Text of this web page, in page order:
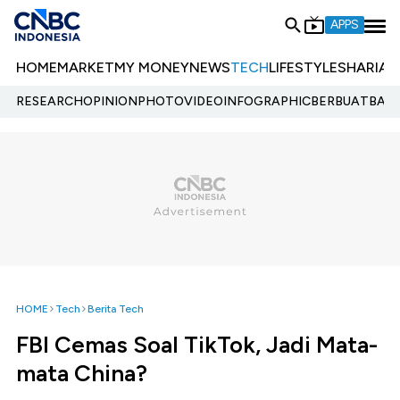
APPS
HOMEMARKETMY MONEYNEWSTECHLIFESTYLESHARIA
RESEARCHOPINIONPHOTOVIDEOINFOGRAPHIC
HOME Tech Berita Tech
FBI Cemas Soal TikTok, Jadi Mata-
mata China?